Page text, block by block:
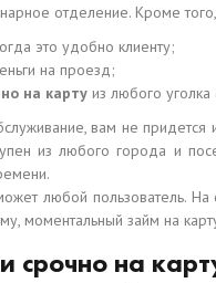
отделение. Кроме того,
это удобно клиенту;
на проезд;
на карту из любого уголка
вам не придется
из любого города и
любой пользователь.
моментальный займ на
срочно на